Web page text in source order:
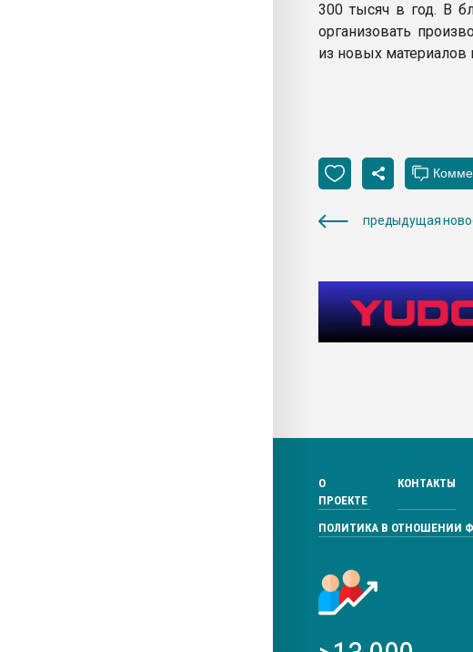
300 тысяч в год. В
организовать
из новых материалов
предыдущая
О
ПРОЕКТЕ
КОНТАКТЫ
ПОЛИТИКА В ОТНОШЕНИИ